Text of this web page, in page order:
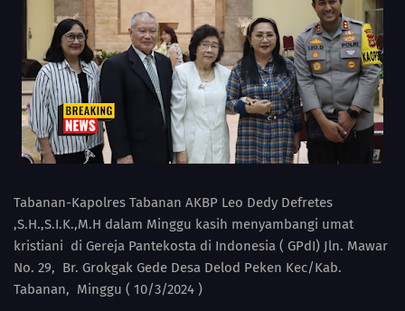
Tabanan-Kapolres Tabanan AKBP Leo Dedy Defretes
,S.H.,S.I.K.,M.H dalam Minggu kasih menyambangi umat
kristiani di Gereja Pantekosta di Indonesia ( GPdI) Jln. Mawar
No. 29, Br. Grokgak Gede Desa Delod Peken Kec/Kab.
Tabanan, Minggu ( 10/3/2024 )